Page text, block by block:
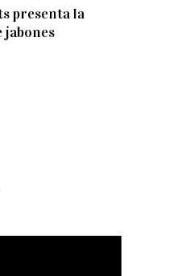
presenta la
jabones